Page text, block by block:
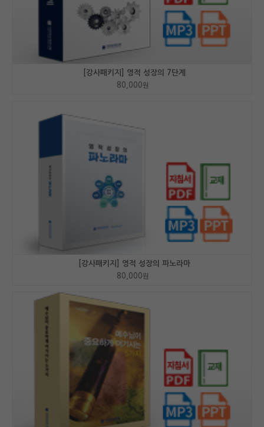
[강사패키지] 영적 성장의 7단계
80,000원
[강사패키지] 영적 성장의 파노라마
80,000원